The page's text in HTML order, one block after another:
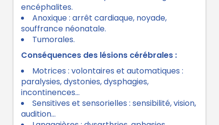
encéphalites.
Anoxique : arrêt cardiaque, noyade,
souffrance néonatale.
Tumorales.
Conséquences des lésions cérébrales :
Motrices : volontaires et automatiques :
paralysies, dystonies, dysphagies,
incontinences…
Sensitives et sensorielles : sensibilité, vision,
audition…